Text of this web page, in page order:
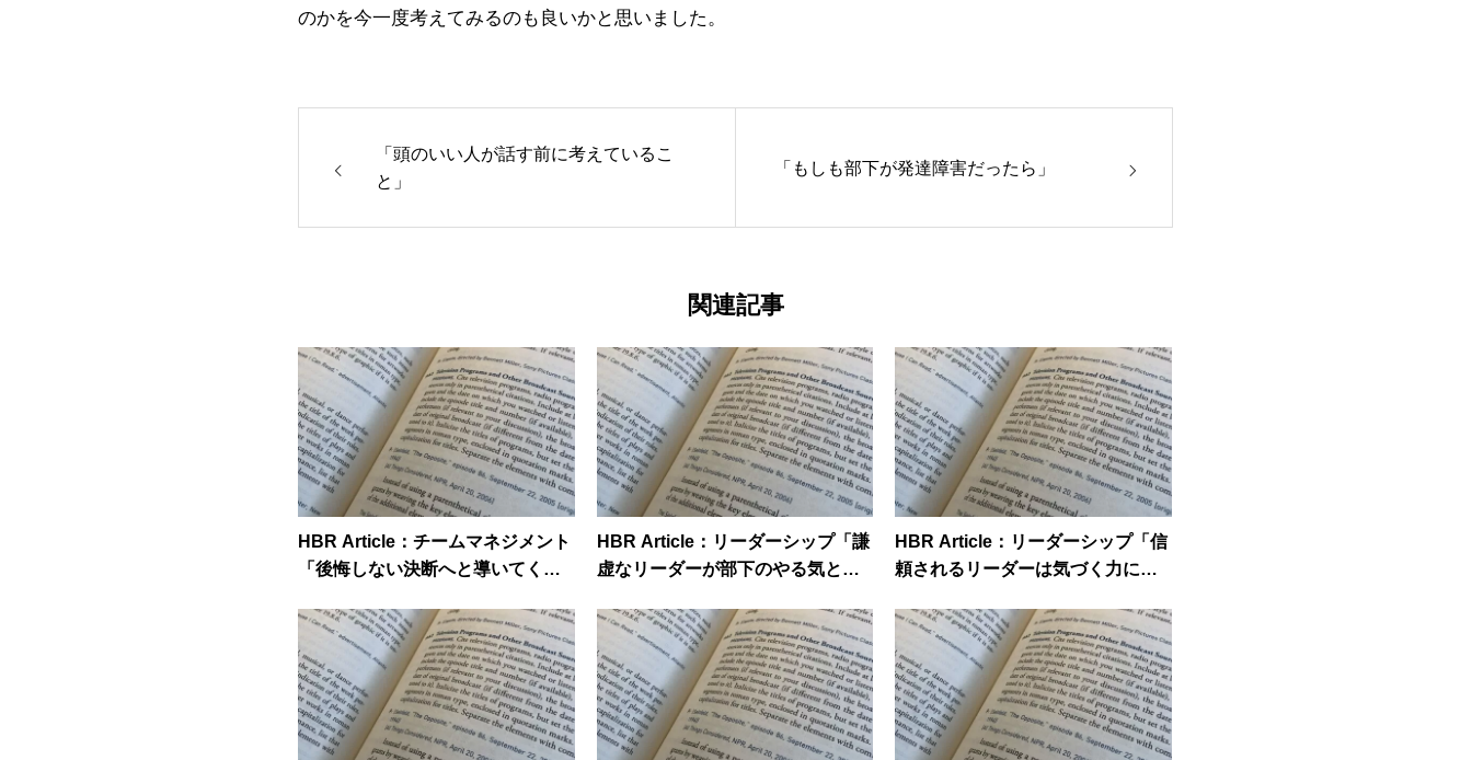
のかを今一度考えてみるのも良いかと思いました。
「頭のいい人が話す前に考えているこ
と」
「もしも部下が発達障害だったら」
関連記事
HBR Article：チームマネジメント
「後悔しない決断へと導いてくれ
HBR Article：リーダーシップ「謙
虚なリーダーが部下のやる気と向
HBR Article：リーダーシップ「信
頼されるリーダーは気づく力に秀